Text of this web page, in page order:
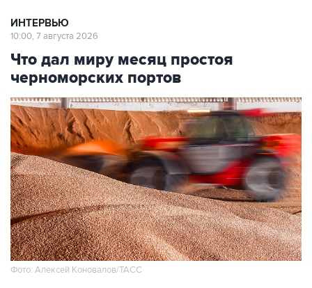
ИНТЕРВЬЮ
10:00, 7 августа 2026
Что дал миру месяц простоя
черноморских портов
Фото: Алексей Коновалов/ТАСС